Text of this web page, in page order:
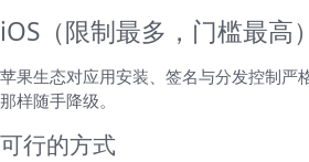
iOS（限制最多，门槛最高）
苹果生态对应用安装、签名与分发控制严
那样随手降级。
可行的方式